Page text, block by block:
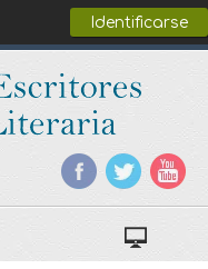
Identificarse